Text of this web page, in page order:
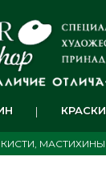
КРАСКИ
КИСТИ, МАСТИХИНЫ